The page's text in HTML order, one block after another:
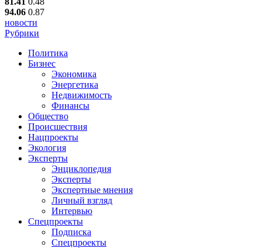
94.06 0.87
новости
Рубрики
Политика
Бизнес
Экономика
Энергетика
Недвижимость
Финансы
Общество
Происшествия
Нацпроекты
Экология
Эксперты
Энциклопедия
Эксперты
Экспертные мнения
Личный взгляд
Интервью
Спецпроекты
Подписка
Спецпроекты